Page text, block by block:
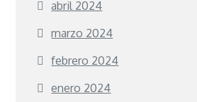
abril 2024
marzo 2024
febrero 2024
enero 2024